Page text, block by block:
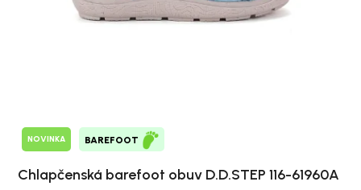
NOVINKA BAREFOOT
Chlapčenská barefoot obuv D.D.STEP 116-61960A